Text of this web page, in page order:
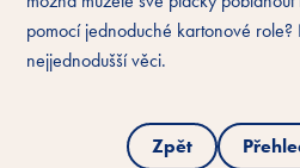
pomocí jednoduché kartonové
nejjednodušší věci.
Zpět